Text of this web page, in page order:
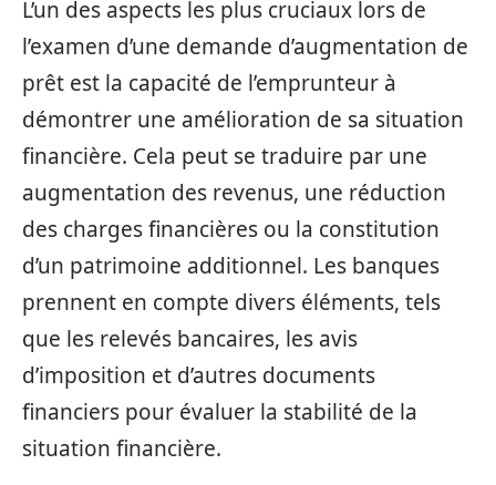
L’un des aspects les plus cruciaux lors de
l’examen d’une demande d’augmentation de
prêt est la capacité de l’emprunteur à
démontrer une amélioration de sa situation
financière. Cela peut se traduire par une
augmentation des revenus, une réduction
des charges financières ou la constitution
d’un patrimoine additionnel. Les banques
prennent en compte divers éléments, tels
que les relevés bancaires, les avis
d’imposition et d’autres documents
financiers pour évaluer la stabilité de la
situation financière.